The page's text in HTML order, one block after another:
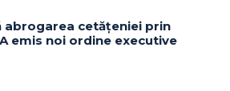
abrogarea cetățeniei prin
emis noi ordine executive